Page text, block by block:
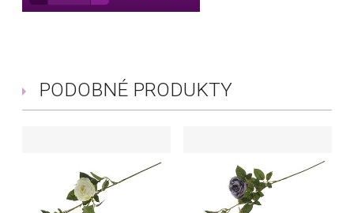
PODOBNÉ PRODUKTY